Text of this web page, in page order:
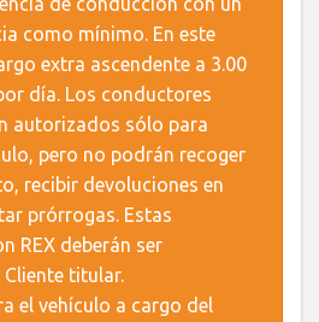
como mínimo. En este
extra ascendente a 3.00
día. Los conductores
autorizados sólo para
pero no podrán recoger
recibir devoluciones en
prórrogas. Estas
REX deberán ser
titular.
el vehículo a cargo del